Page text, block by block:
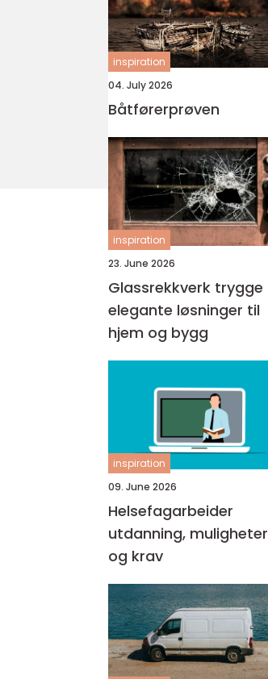
inspiration
04. July 2026
Båtførerprøven
inspiration
23. June 2026
Glassrekkverk trygge og
elegante løsninger til
hjem og bygg
inspiration
09. June 2026
Helsefagarbeider
utdanning, muligheter
og krav